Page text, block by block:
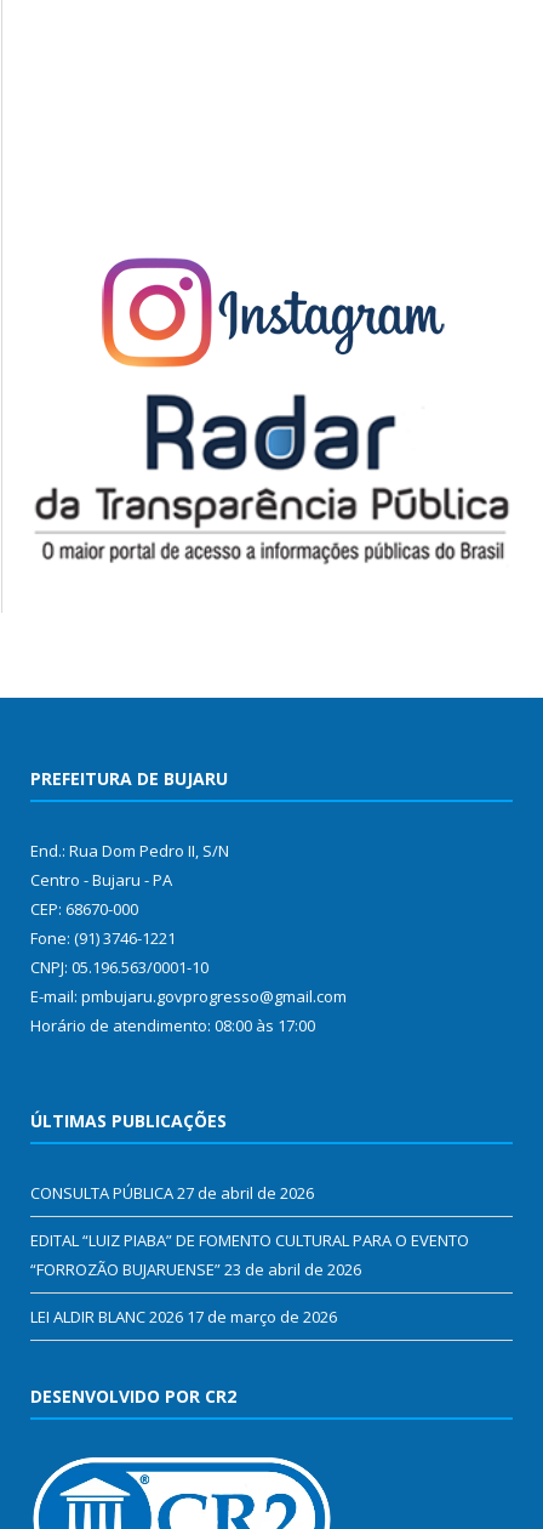
PREFEITURA DE BUJARU
End.: Rua Dom Pedro II, S/N
Centro - Bujaru - PA
CEP: 68670-000
Fone: (91) 3746-1221
CNPJ: 05.196.563/0001-10
E-mail: pmbujaru.govprogresso@gmail.com
Horário de atendimento: 08:00 às 17:00
ÚLTIMAS PUBLICAÇÕES
CONSULTA PÚBLICA27 de abril de 2026
EDITAL “LUIZ PIABA” DE FOMENTO CULTURAL PARA O EVENTO
“FORROZÃO BUJARUENSE”23 de abril de 2026
LEI ALDIR BLANC 2026 17 de março de 2026
DESENVOLVIDO POR CR2